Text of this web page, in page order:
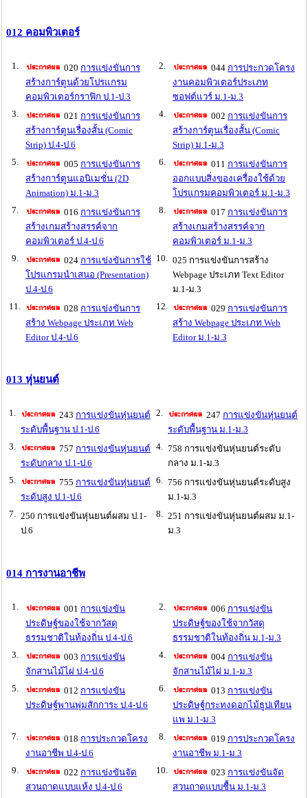
012 คอมพิวเตอร์
1. 020 การแข่งขันการ
สร้างการ์ตูนด้วยโปรแกรม
คอมพิวเตอร์กราฟิก ป.1-ป.3
2. 044 การประกวดโครง
งานคอมพิวเตอร์ประเภท
ซอฟต์แวร์ ม.1-ม.3
3.
021 การแข่งขันการ
สร้างการ์ตูนเรื่องสั้น (Comic
Strip) ป.4-ป.6
4. 002 การแข่งขันการ
สร้างการ์ตูนเรื่องสั้น (Comic
Strip) ม.1-ม.3
5.
005 การแข่งขันการ
สร้างการ์ตูนแอนิเมชั่น (2D
Animation) ม.1-ม.3
6. 011 การแข่งขันการ
ออกแบบสิ่งของเครื่องใช้ด้วย
โปรแกรมคอมพิวเตอร์ ม.1-ม.3
7.
016 การแข่งขันการ
สร้างเกมสร้างสรรค์จาก
คอมพิวเตอร์ ป.4-ป.6
8. 017 การแข่งขันการ
สร้างเกมสร้างสรรค์จาก
คอมพิวเตอร์ ม.1-ม.3
9.
024 การแข่งขันการใช้
โปรแกรมนำเสนอ (Presentation)
ป.4-ป.6
10.
025 การแข่งขันการสร้าง
Webpage ประเภท Text Editor
ม.1-ม.3
11.
028 การแข่งขันการ
สร้าง Webpage ประเภท Web
Editor ป.4-ป.6
12. 029 การแข่งขันการ
สร้าง Webpage ประเภท Web
Editor ม.1-ม.3
013 หุ่นยนต์
1. 243 การแข่งขันหุ่นยนต์
ระดับพื้นฐาน ป.1-ป.6
2. 247 การแข่งขันหุ่นยนต์
ระดับพื้นฐาน ม.1-ม.3
3.
757 การแข่งขันหุ่นยนต์
ระดับกลาง ป.1-ป.6
4. 758 การแข่งขันหุ่นยนต์ระดับ
กลาง ม.1-ม.3
5.
755 การแข่งขันหุ่นยนต์
ระดับสูง ป.1-ป.6
6. 756 การแข่งขันหุ่นยนต์ระดับสูง
ม.1-ม.3
7. 250 การแข่งขันหุ่นยนต์ผสม ป.1-
ป.6
8. 251 การแข่งขันหุ่นยนต์ผสม ม.1-
ม.3
014 การงานอาชีพ
1. 001 การแข่งขัน
ประดิษฐ์ของใช้จากวัสดุ
ธรรมชาติในท้องถิ่น ป.4-ป.6
2. 006 การแข่งขัน
ประดิษฐ์ของใช้จากวัสดุ
ธรรมชาติในท้องถิ่น ม.1-ม.3
3.
003 การแข่งขัน
จักสานไม้ไผ่ ป.4-ป.6
4. 004 การแข่งขัน
จักสานไม้ไผ่ ม.1-ม.3
5.
012 การแข่งขัน
ประดิษฐ์พานพุ่มสักการะ ป.4-ป.6
6. 013 การแข่งขัน
ประดิษฐ์กระทงดอกไม้ธูปเทียน
แพ ม.1-ม.3
7.
018 การประกวดโครง
งานอาชีพ ป.4-ป.6
8. 019 การประกวดโครง
งานอาชีพ ม.1-ม.3
9.
022 การแข่งขันจัด
สวนถาดแบบแห้ง ป.4-ป.6
10. 023 การแข่งขันจัด
สวนถาดแบบชื้น ม.1-ม.3